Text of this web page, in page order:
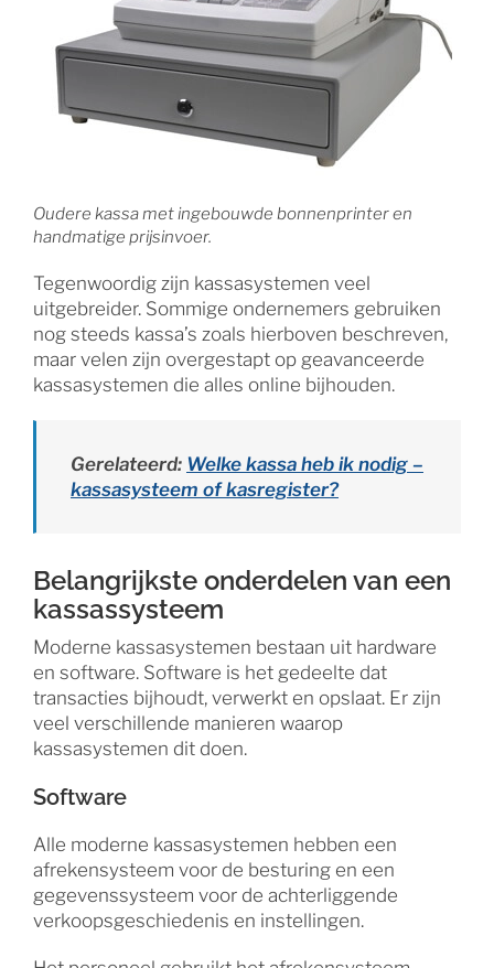
Oudere kassa met ingebouwde bonnenprinter en
handmatige prijsinvoer.
Tegenwoordig zijn kassasystemen veel
uitgebreider. Sommige ondernemers gebruiken
nog steeds kassa’s zoals hierboven beschreven,
maar velen zijn overgestapt op geavanceerde
kassasystemen die alles online bijhouden.
Gerelateerd: Welke kassa heb ik nodig –
kassasysteem of kasregister?
Belangrijkste onderdelen van een
kassassysteem
Moderne kassasystemen bestaan uit hardware
en software. Software is het gedeelte dat
transacties bijhoudt, verwerkt en opslaat. Er zijn
veel verschillende manieren waarop
kassasystemen dit doen.
Software
Alle moderne kassasystemen hebben een
afrekensysteem voor de besturing en een
gegevenssysteem voor de achterliggende
verkoopsgeschiedenis en instellingen.